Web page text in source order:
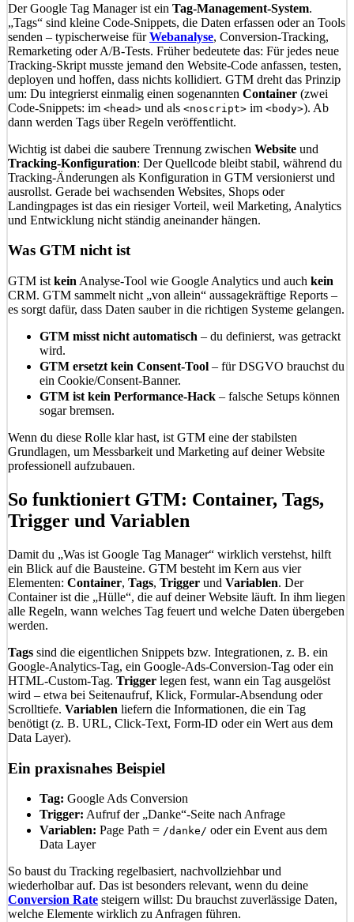
Der Google Tag Manager ist ein Tag-Management-System.
„Tags“ sind kleine Code-Snippets, die Daten erfassen oder an Tools
senden – typischerweise fürWebanalyse, Conversion-Tracking,
Remarketing oder A/B-Tests. Früher bedeutete das: Für jedes neue
Tracking-Skript musste jemand den Website-Code anfassen, testen,
deployen und hoffen, dass nichts kollidiert. GTM dreht das Prinzip
um: Du integrierst einmalig einen sogenannten Container (zwei
Code-Snippets: im <head> und als <noscript> im <body>). Ab
dann werden Tags über Regeln veröffentlicht.
Wichtig ist dabei die saubere Trennung zwischen Website und
Tracking-Konfiguration: Der Quellcode bleibt stabil, während du
Tracking-Änderungen als Konfiguration in GTM versionierst und
ausrollst. Gerade bei wachsenden Websites, Shops oder
Landingpages ist das ein riesiger Vorteil, weil Marketing, Analytics
und Entwicklung nicht ständig aneinander hängen.
Was GTM nicht ist
GTM ist kein Analyse-Tool wie Google Analytics und auch kein
CRM. GTM sammelt nicht „von allein“ aussagekräftige Reports –
es sorgt dafür, dass Daten sauber in die richtigen Systeme gelangen.
GTM misst nicht automatisch – du definierst, was getrackt
wird.
GTM ersetzt kein Consent-Tool – für DSGVO brauchst du
ein Cookie/Consent-Banner.
GTM ist kein Performance-Hack – falsche Setups können
sogar bremsen.
Wenn du diese Rolle klar hast, ist GTM eine der stabilsten
Grundlagen, um Messbarkeit und Marketing auf deiner Website
professionell aufzubauen.
So funktioniert GTM: Container, Tags,
Trigger und Variablen
Damit du „Was ist Google Tag Manager“ wirklich verstehst, hilft
ein Blick auf die Bausteine. GTM besteht im Kern aus vier
Elementen: Container, Tags, Trigger und Variablen. Der
Container ist die „Hülle“, die auf deiner Website läuft. In ihm liegen
alle Regeln, wann welches Tag feuert und welche Daten übergeben
werden.
Tags sind die eigentlichen Snippets bzw. Integrationen, z. B. ein
Google-Analytics-Tag, ein Google-Ads-Conversion-Tag oder ein
HTML-Custom-Tag. Trigger legen fest, wann ein Tag ausgelöst
wird – etwa bei Seitenaufruf, Klick, Formular-Absendung oder
Scrolltiefe. Variablen liefern die Informationen, die ein Tag
benötigt (z. B. URL, Click-Text, Form-ID oder ein Wert aus dem
Data Layer).
Ein praxisnahes Beispiel
Tag: Google Ads Conversion
Trigger: Aufruf der „Danke“-Seite nach Anfrage
Variablen: Page Path = /danke/ oder ein Event aus dem
Data Layer
So baust du Tracking regelbasiert, nachvollziehbar und
wiederholbar auf. Das ist besonders relevant, wenn du deine
Conversion Rate steigern willst: Du brauchst zuverlässige Daten,
welche Elemente wirklich zu Anfragen führen.